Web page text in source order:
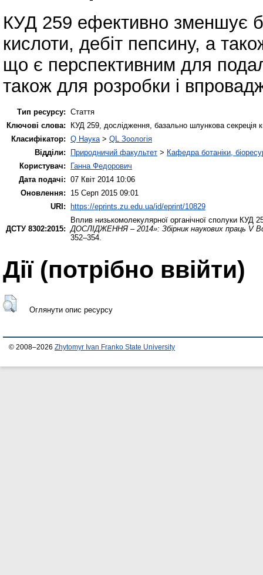
КУД 259 ефективно зменшує
кислоти, дебіт пепсину, а
що є перспективним для
також для розробки і
Тип ресурсу: Стаття
Ключові слова:
КУД 259, дослідження, базально шлункова секреція
Класифікатор: Q Наука > QL Зоологія
Відділи:
Природничий факультет > Кафедра ботаніки,
Користувач:
Ганна Федорович
Дата подачі: 07 Квіт 2014 10:06
Оновлення:
15 Серп 2015 09:01
URI: https://eprints.zu.edu.ua/id/eprint/10829
ДСТУ 8302:2015:
Вплив низькомолекулярної органічної сполуки
ДОСЛІДЖЕННЯ – 2014»: Збірник наукових праць V
352–354.
Дії ​​(потрібно ввійти)
Оглянути опис ресурсу
© 2008–2026 Zhytomyr Ivan Franko State University